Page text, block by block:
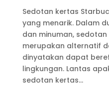
Sedotan kertas
yang menarik. Dalam
dan minuman,
merupakan alternatif
dinyatakan dapat
lingkungan. Lantas
sedotan kertas...